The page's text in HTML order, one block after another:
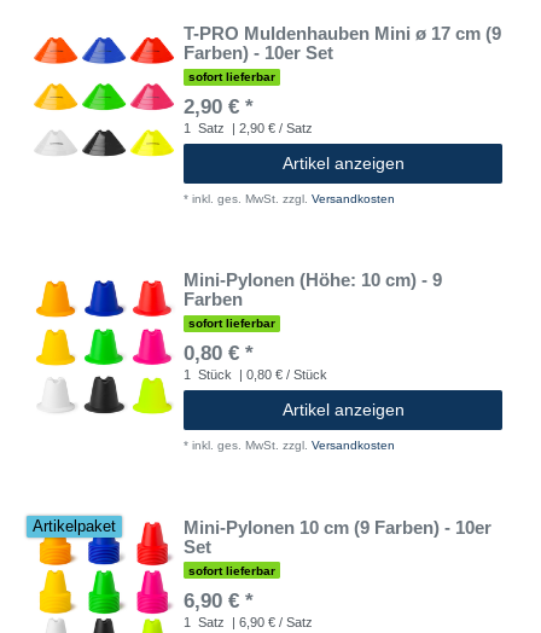
T-PRO Muldenhauben Mini ø 17 cm (9
Farben) - 10er Set
sofort lieferbar
2,90 € *
1 Satz | 2,90 € / Satz
Artikel anzeigen
* inkl. ges. MwSt. zzgl. Versandkosten
Mini-Pylonen (Höhe: 10 cm) - 9
Farben
sofort lieferbar
0,80 € *
1 Stück | 0,80 € / Stück
Artikel anzeigen
* inkl. ges. MwSt. zzgl. Versandkosten
Artikelpaket
Mini-Pylonen 10 cm (9 Farben) - 10er
Set
sofort lieferbar
6,90 € *
1 Satz | 6,90 € / Satz